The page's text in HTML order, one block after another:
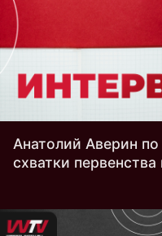
Анатолий Аверин
схватки